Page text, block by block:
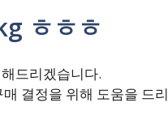
ㅎㅎㅎ
드리겠습니다.
결정을 위해 도움을 드리